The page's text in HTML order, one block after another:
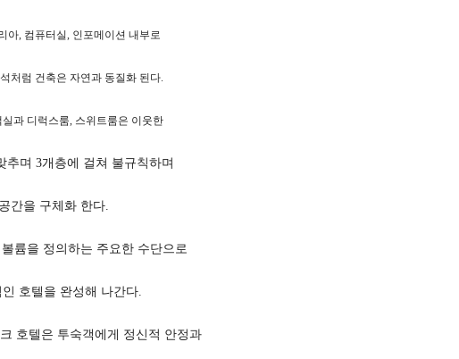
아, 컴퓨터실, 인포메이션 내부로
처럼 건축은 자연과 동질화 된다.
과 디럭스룸, 스위트룸은 이웃한
추며 3개층에 걸쳐 불규칙하며
간을 구체화 한다.
륨을 정의하는 주요한 수단으로
호텔을 완성해 나간다.
호텔은 투숙객에게 정신적 안정과